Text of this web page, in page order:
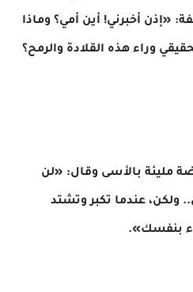
«إذن أخبرني! أين أمي؟ وماذا
وراء هذه القلادة والرمح؟
مليئة بالأسى وقال: «لن
ولكن، عندما تكبر وتشتد
بنفسك».